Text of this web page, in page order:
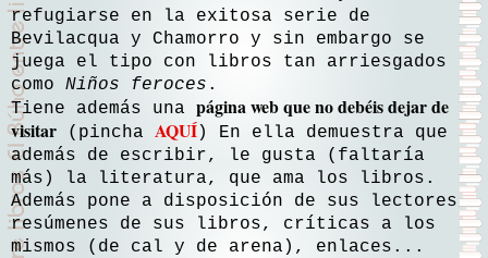
refugiarse en la exitosa serie de
Bevilacqua y Chamorro y sin embargo se
juega el tipo con libros tan arriesgados
como Niños feroces .
Tiene además una página web que no debéis dejar de
visitar (pincha AQUÍ) En ella demuestra que
además de escribir, le gusta (faltaría
más) la literatura, que ama los libros.
Además pone a disposición de sus lectores
resúmenes de sus libros, críticas a los
mismos (de cal y de arena), enlaces...